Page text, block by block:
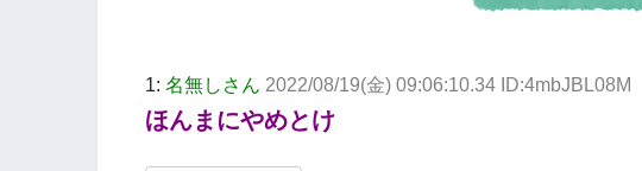
1: 名無しさん 2022/08/19(金) 09:06:10.34 ID:4mbJBL08M
ほんまにやめとけ